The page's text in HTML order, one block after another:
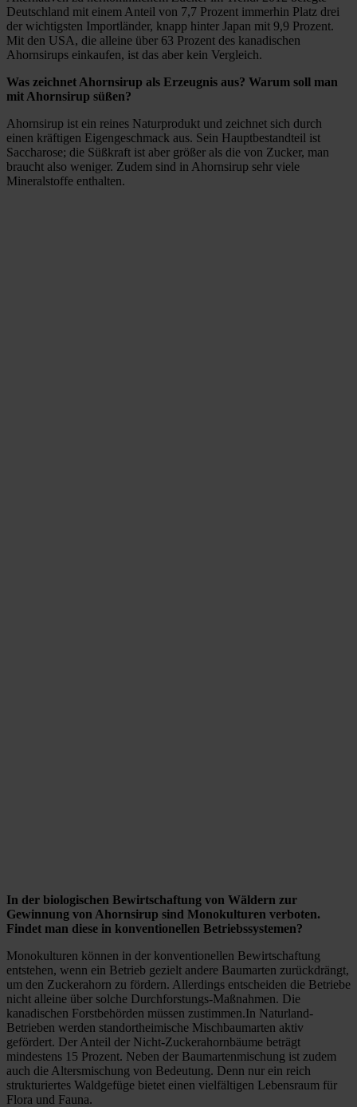
Deutschland mit einem Anteil von 7,7 Prozent immerhin Platz drei
der wichtigsten Importländer, knapp hinter Japan mit 9,9 Prozent.
Mit den USA, die alleine über 63 Prozent des kanadischen
Ahornsirups einkaufen, ist das aber kein Vergleich.
Was zeichnet Ahornsirup als Erzeugnis aus? Warum soll man
mit Ahornsirup süßen?
Ahornsirup ist ein reines Naturprodukt und zeichnet sich durch
einen kräftigen Eigengeschmack aus. Sein Hauptbestandteil ist
Saccharose; die Süßkraft ist aber größer als die von Zucker, man
braucht also weniger. Zudem sind in Ahornsirup sehr viele
Mineralstoffe enthalten.
In der biologischen Bewirtschaftung von Wäldern zur
Gewinnung von Ahornsirup sind Monokulturen verboten.
Findet man diese in konventionellen Betriebssystemen?
Monokulturen können in der konventionellen Bewirtschaftung
entstehen, wenn ein Betrieb gezielt andere Baumarten zurückdrängt,
um den Zuckerahorn zu fördern. Allerdings entscheiden die Betriebe
nicht alleine über solche Durchforstungs-Maßnahmen. Die
kanadischen Forstbehörden müssen zustimmen.In Naturland-
Betrieben werden standortheimische Mischbaumarten aktiv
gefördert. Der Anteil der Nicht-Zuckerahornbäume beträgt
mindestens 15 Prozent. Neben der Baumartenmischung ist zudem
auch die Altersmischung von Bedeutung. Denn nur ein reich
strukturiertes Waldgefüge bietet einen vielfältigen Lebensraum für
Flora und Fauna.